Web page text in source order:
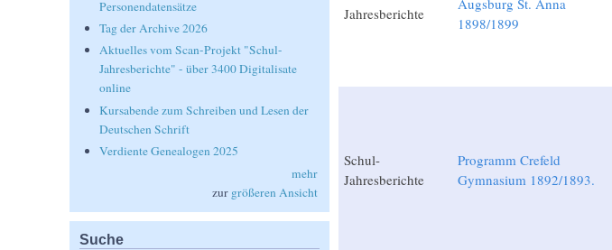
Jahresberichte
Augsburg St. Anna
1898/1899
Schul-
Jahresberichte
Programm Crefeld
Gymnasium 1892/1893.
Personendatensätze
Tag der Archive 2026
Aktuelles vom Scan-Projekt "Schul-
Jahresberichte" - über 3400 Digitalisate
online
Kursabende zum Schreiben und Lesen der
Deutschen Schrift
Verdiente Genealogen 2025
mehr
zur größeren Ansicht
Suche